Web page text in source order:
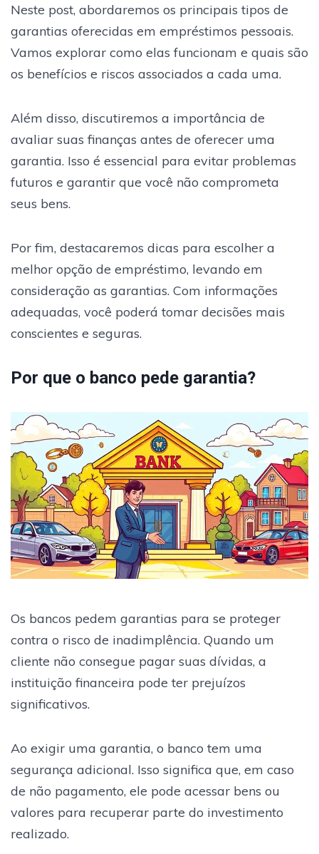
Neste post, abordaremos os principais tipos de
garantias oferecidas em empréstimos pessoais.
Vamos explorar como elas funcionam e quais são
os benefícios e riscos associados a cada uma.
Além disso, discutiremos a importância de
avaliar suas finanças antes de oferecer uma
garantia. Isso é essencial para evitar problemas
futuros e garantir que você não comprometa
seus bens.
Por fim, destacaremos dicas para escolher a
melhor opção de empréstimo, levando em
consideração as garantias. Com informações
adequadas, você poderá tomar decisões mais
conscientes e seguras.
Por que o banco pede garantia?
Os bancos pedem garantias para se proteger
contra o risco de inadimplência. Quando um
cliente não consegue pagar suas dívidas, a
instituição financeira pode ter prejuízos
significativos.
Ao exigir uma garantia, o banco tem uma
segurança adicional. Isso significa que, em caso
de não pagamento, ele pode acessar bens ou
valores para recuperar parte do investimento
realizado.